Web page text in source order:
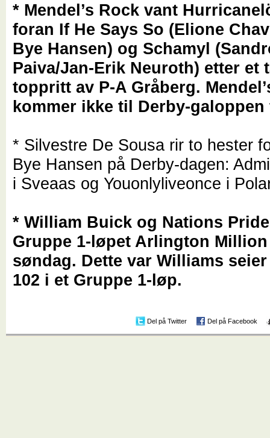
* Mendel’s Rock vant
foran If He Says So (Elione
Bye Hansen) og Schamyl
Paiva/Jan-Erik Neuroth) etter et
toppritt av P-A Gråberg.
kommer ikke til Derby-
* Silvestre De Sousa rir to hester
Bye Hansen på Derby-dagen:
i Sveaas og Youonlyliveonce i
* William Buick og Nations
Gruppe 1-løpet Arlington Million
søndag. Dette var Williams
102 i et Gruppe 1-løp.
Del på Twitter Del på Facebook